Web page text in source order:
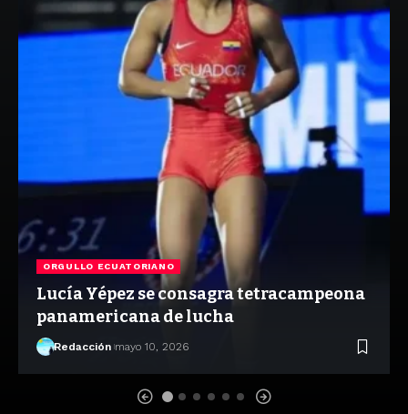
ORGULLO ECUATORIANO
Lucía Yépez se consagra tetracampeona
panamericana de lucha
Redacción mayo 10, 2026